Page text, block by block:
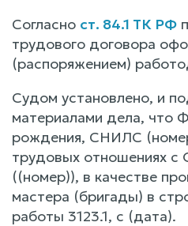
Согласно ст. 84.1 ТК РФ
трудового договора
(распоряжением)
Судом установлено, и
материалами дела, что
рождения, СНИЛС
трудовых отношениях
((номер)), в качестве
мастера (бригады) в
работы 3123.1, с (дата).